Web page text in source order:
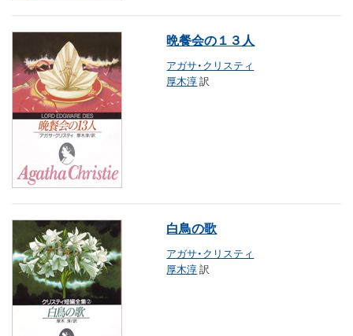
晩餐会の１３人
アガサ・クリスティ
厚木淳訳
白鳥の歌
アガサ・クリスティ
厚木淳訳